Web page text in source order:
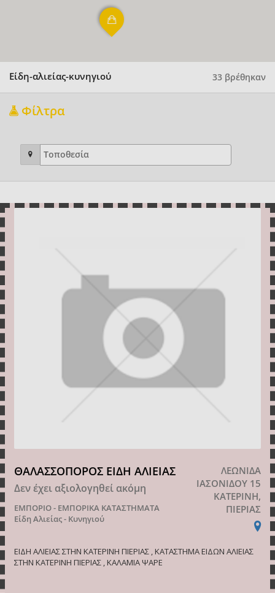
Είδη-αλιείας-κυνηγιού 33 βρέθηκαν
Φίλτρα
ΘΑΛΑΣΣΟΠΟΡΟΣ ΕΙΔΗ ΑΛΙΕΙΑΣ
Δεν έχει αξιολογηθεί ακόμη
ΕΜΠΟΡΙΟ - ΕΜΠΟΡΙΚΑ ΚΑΤΑΣΤΗΜΑΤΑ
Είδη Αλιείας - Κυνηγιού
ΛΕΩΝΙΔΑ
ΙΑΣΟΝΙΔΟΥ 15
ΚΑΤΕΡΙΝΗ,
ΠΙΕΡΙΑΣ
ΕΙΔΗ ΑΛΙΕΙΑΣ ΣΤΗΝ ΚΑΤΕΡΙΝΗ ΠΙΕΡΙΑΣ , ΚΑΤΑΣΤΗΜΑ ΕΙΔΩΝ ΑΛΙΕΙΑΣ
ΣΤΗΝ ΚΑΤΕΡΙΝΗ ΠΙΕΡΙΑΣ , ΚΑΛΑΜΙΑ ΨΑΡΕ